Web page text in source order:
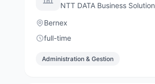
NTT DATA Business
Bernex
full-time
Administration & Gestion